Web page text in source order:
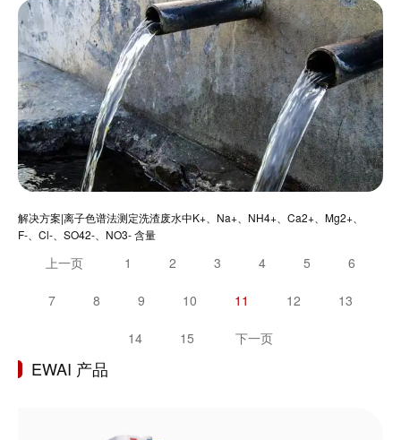
解决方案|离子色谱法测定洗渣废水中K+、Na+、NH4+、Ca2+、Mg2+、
F-、Cl-、SO42-、NO3- 含量
上一页 1 2 3 4 5 6
7 8 9 10 11 12 13
14 15 下一页
EWAI 产品